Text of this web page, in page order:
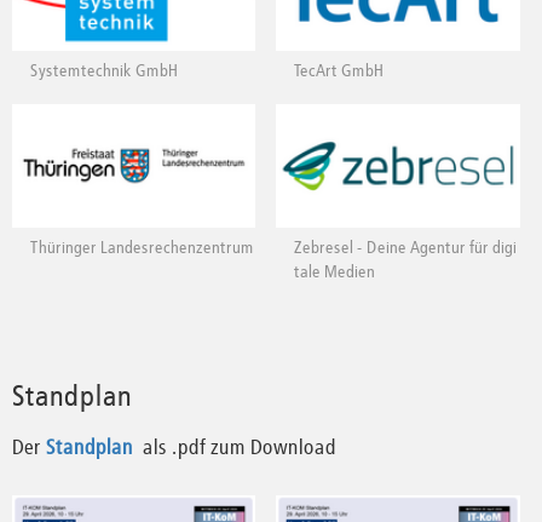
Systemtechnik GmbH TecArt GmbH
Thüringer Landesrechenzentrum
Zebresel - Deine Agentur für digi
tale Medien
Standplan
Der Standplan als .pdf zum Download